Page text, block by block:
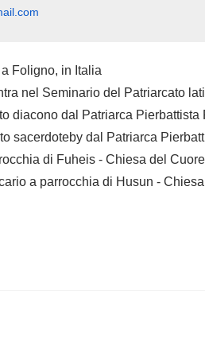
Foligno, in Italia
nel Seminario del Patriarcato
diacono dal Patriarca
sacerdoteby dal Patriarca
di Fuheis - Chiesa del
a parrocchia di Husun -